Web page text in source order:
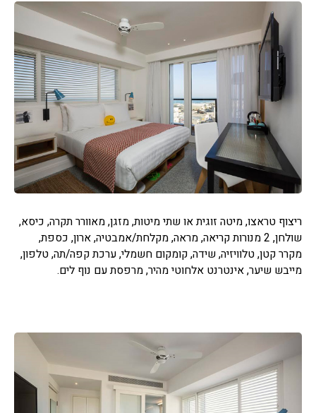
ריצוף טראצו, מיטה זוגית או שתי מיטות, מזגן, מאוורר תקרה, כיסא,
שולחן, 2 מנורות קריאה, מראה, מקלחת/אמבטיה, ארון, כספת,
מקרר קטן, טלוויזיה, שידה, קומקום חשמלי, ערכת קפה/תה, טלפון,
מייבש שיער, אינטרנט אלחוטי מהיר, מרפסת עם נוף לים.